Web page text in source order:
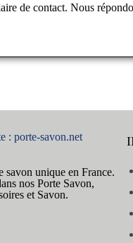
de contact. Nous
savon unique en France.
nos Porte Savon,
et Savon.